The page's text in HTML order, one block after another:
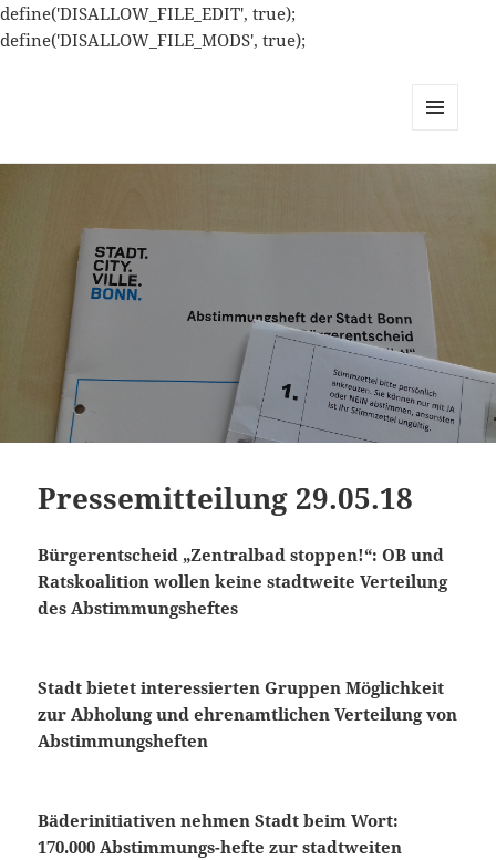
define('DISALLOW_FILE_EDIT', true);
define('DISALLOW_FILE_MODS', true);
Pressemitteilung 29.05.18
Bürgerentscheid „Zentralbad stoppen!“: OB und
Ratskoalition wollen keine stadtweite Verteilung
des Abstimmungsheftes
Stadt bietet interessierten Gruppen Möglichkeit
zur Abholung und ehrenamtlichen Verteilung von
Abstimmungsheften
Bäderinitiativen nehmen Stadt beim Wort:
170.000 Abstimmungs-hefte zur stadtweiten